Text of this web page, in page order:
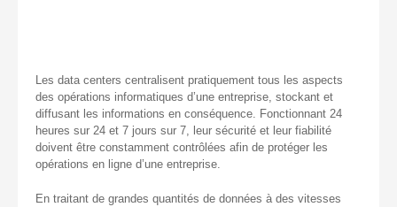
Les data centers centralisent pratiquement tous les aspects
des opérations informatiques d’une entreprise, stockant et
diffusant les informations en conséquence. Fonctionnant 24
heures sur 24 et 7 jours sur 7, leur sécurité et leur fiabilité
doivent être constamment contrôlées afin de protéger les
opérations en ligne d’une entreprise.
En traitant de grandes quantités de données à des vitesses